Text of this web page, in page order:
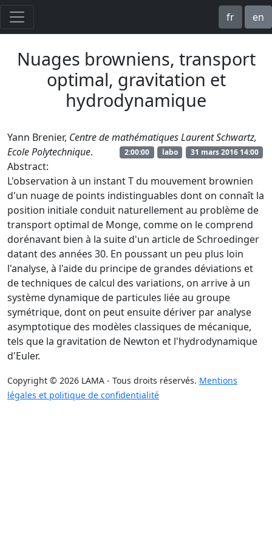
fr en
Nuages browniens, transport
optimal, gravitation et
hydrodynamique
Yann Brenier, Centre de mathématiques Laurent Schwartz,
Ecole Polytechnique. 31 mars 2016 14:00
labo
2:00:00
Abstract:
L'observation à un instant T du mouvement brownien
d'un nuage de points indistinguables dont on connaît la
position initiale conduit naturellement au problème de
transport optimal de Monge, comme on le comprend
dorénavant bien à la suite d'un article de Schroedinger
datant des années 30. En poussant un peu plus loin
l'analyse, à l'aide du principe de grandes déviations et
de techniques de calcul des variations, on arrive à un
système dynamique de particules liée au groupe
symétrique, dont on peut ensuite dériver par analyse
asymptotique des modèles classiques de mécanique,
tels que la gravitation de Newton et l'hydrodynamique
d'Euler.
Copyright © 2026 LAMA - Tous droits réservés. Mentions
légales et politique de confidentialité